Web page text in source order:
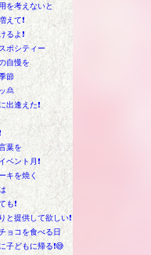
を考えないと
えて❗
るよ❗
ポシティー
自慢を
節
🙎
出逢えた❗
葉を
ベント月❗
キを焼く
も❗
と提供して欲しい❗
ョコを食べる日
子どもに帰る❗😅